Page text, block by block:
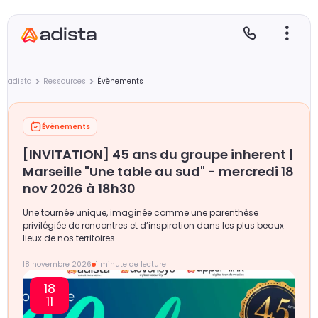
adista Ressources Évènements
Évènements
[INVITATION] 45 ans du groupe inherent |
Marseille "Une table au sud" - mercredi 18
nov 2026 à 18h30
Une tournée unique, imaginée comme une parenthèse
privilégiée de rencontres et d’inspiration dans les plus beaux
lieux de nos territoires.
18 novembre 2026 1 minute de lecture
18
11